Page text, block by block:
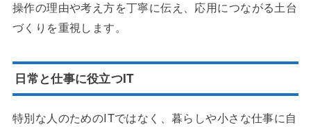
操作の理由や考え方を丁寧に伝え、応用につながる土台
づくりを重視します。
日常と仕事に役立つIT
特別な人のためのITではなく、暮らしや小さな仕事に自